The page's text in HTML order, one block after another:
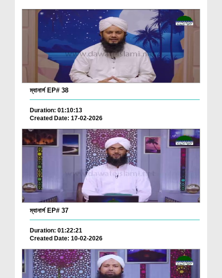
ম্যানার্স EP# 38
Duration: 01:10:13
Created Date: 17-02-2026
ম্যানার্স EP# 37
Duration: 01:22:21
Created Date: 10-02-2026